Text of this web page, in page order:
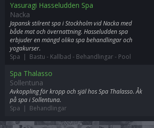
Yasuragi Hasseludden Spa
Nacka
Japansk stilrent spa i Stockholm vid Nacka med
både mat och övernattning. Hasseludden spa
erbjuder en mängd olika spa behandlingar och
yogakurser.
Spa | Bastu - Kallbad - Behandlingar- Pool
Spa Thalasso
Sollentuna
Avkoppling för kropp och själ hos Spa Thalasso. Åk
på spa i Sollentuna.
Spa | Behandlingar